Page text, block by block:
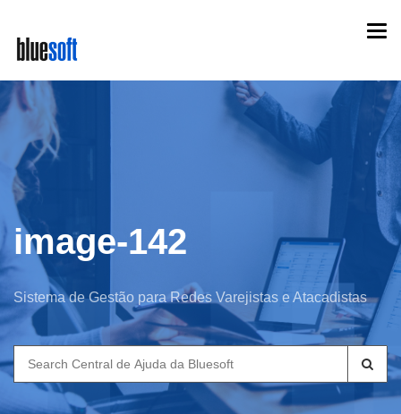
main
content
image-142
Sistema de Gestão para Redes Varejistas e Atacadistas
Search
for: